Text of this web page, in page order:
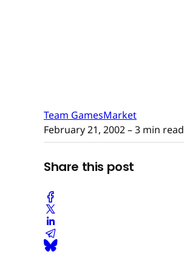
Team GamesMarket
February 21, 2002– 3 min read
Share this post